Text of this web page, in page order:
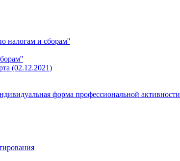
налогам и сборам''
(02.12.2021)
форма профессиональной активности